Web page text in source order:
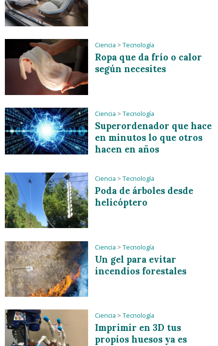
Ciencia > Tecnología
Ropa que da frío o calor
según necesites
Ciencia > Tecnología
Superordenador que hace
en minutos lo que otros
hacen en años
Ciencia > Tecnología
Poda de árboles desde
helicóptero
Ciencia > Tecnología
Un gel para evitar
incendios forestales
Ciencia > Tecnología
Imprimir en 3D tus
propios huesos ya es